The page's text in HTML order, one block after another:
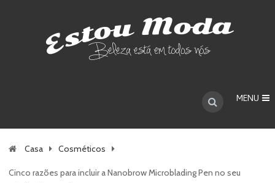
MENU
Casa Cosméticos
Cinco razões para incluir a Nanobrow Microblading Pen no seu